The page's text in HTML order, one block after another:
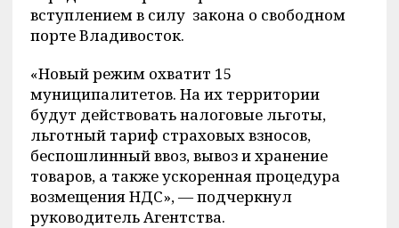
вступлением в силу закона о свободном
порте Владивосток.
«Новый режим охватит 15
муниципалитетов. На их территории
будут действовать налоговые льготы,
льготный тариф страховых взносов,
беспошлинный ввоз, вывоз и хранение
товаров, а также ускоренная процедура
возмещения НДС», — подчеркнул
руководитель Агентства.